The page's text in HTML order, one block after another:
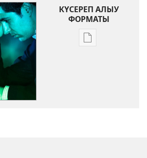
КҮСЕРЕП АЛЫУ
ФОРМАТЫ
Баҫмаларҙы